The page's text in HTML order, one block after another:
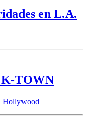
en L.A.
K-TOWN